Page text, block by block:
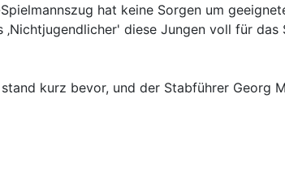
hat keine Sorgen um
diese Jungen voll für das
kurz bevor, und der Stabführer Georg